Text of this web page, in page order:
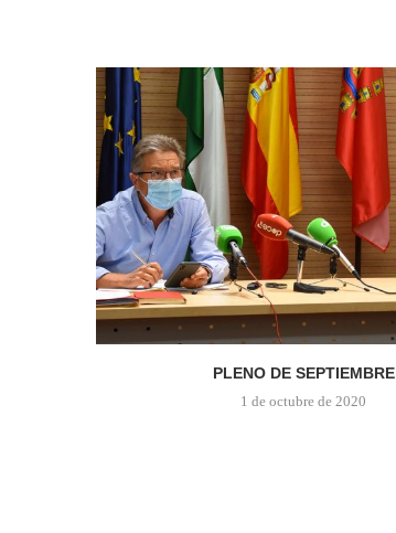
PLENO DE SEPTIEMBRE
1 de octubre de 2020